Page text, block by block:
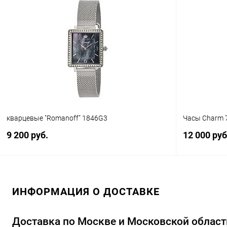
В корзину
кварцевые "Romanoff" 1846G3
9 200 руб.
В избранное В наличии
Часы Charm
12 000
В
ИНФОРМАЦИЯ О ДОСТАВКЕ
Доставка по Москве и Московской